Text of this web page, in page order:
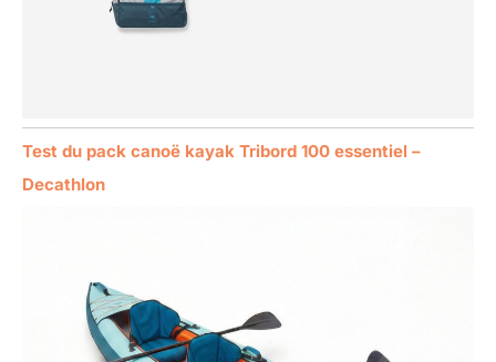
Test du pack canoë kayak Tribord 100 essentiel –
Decathlon